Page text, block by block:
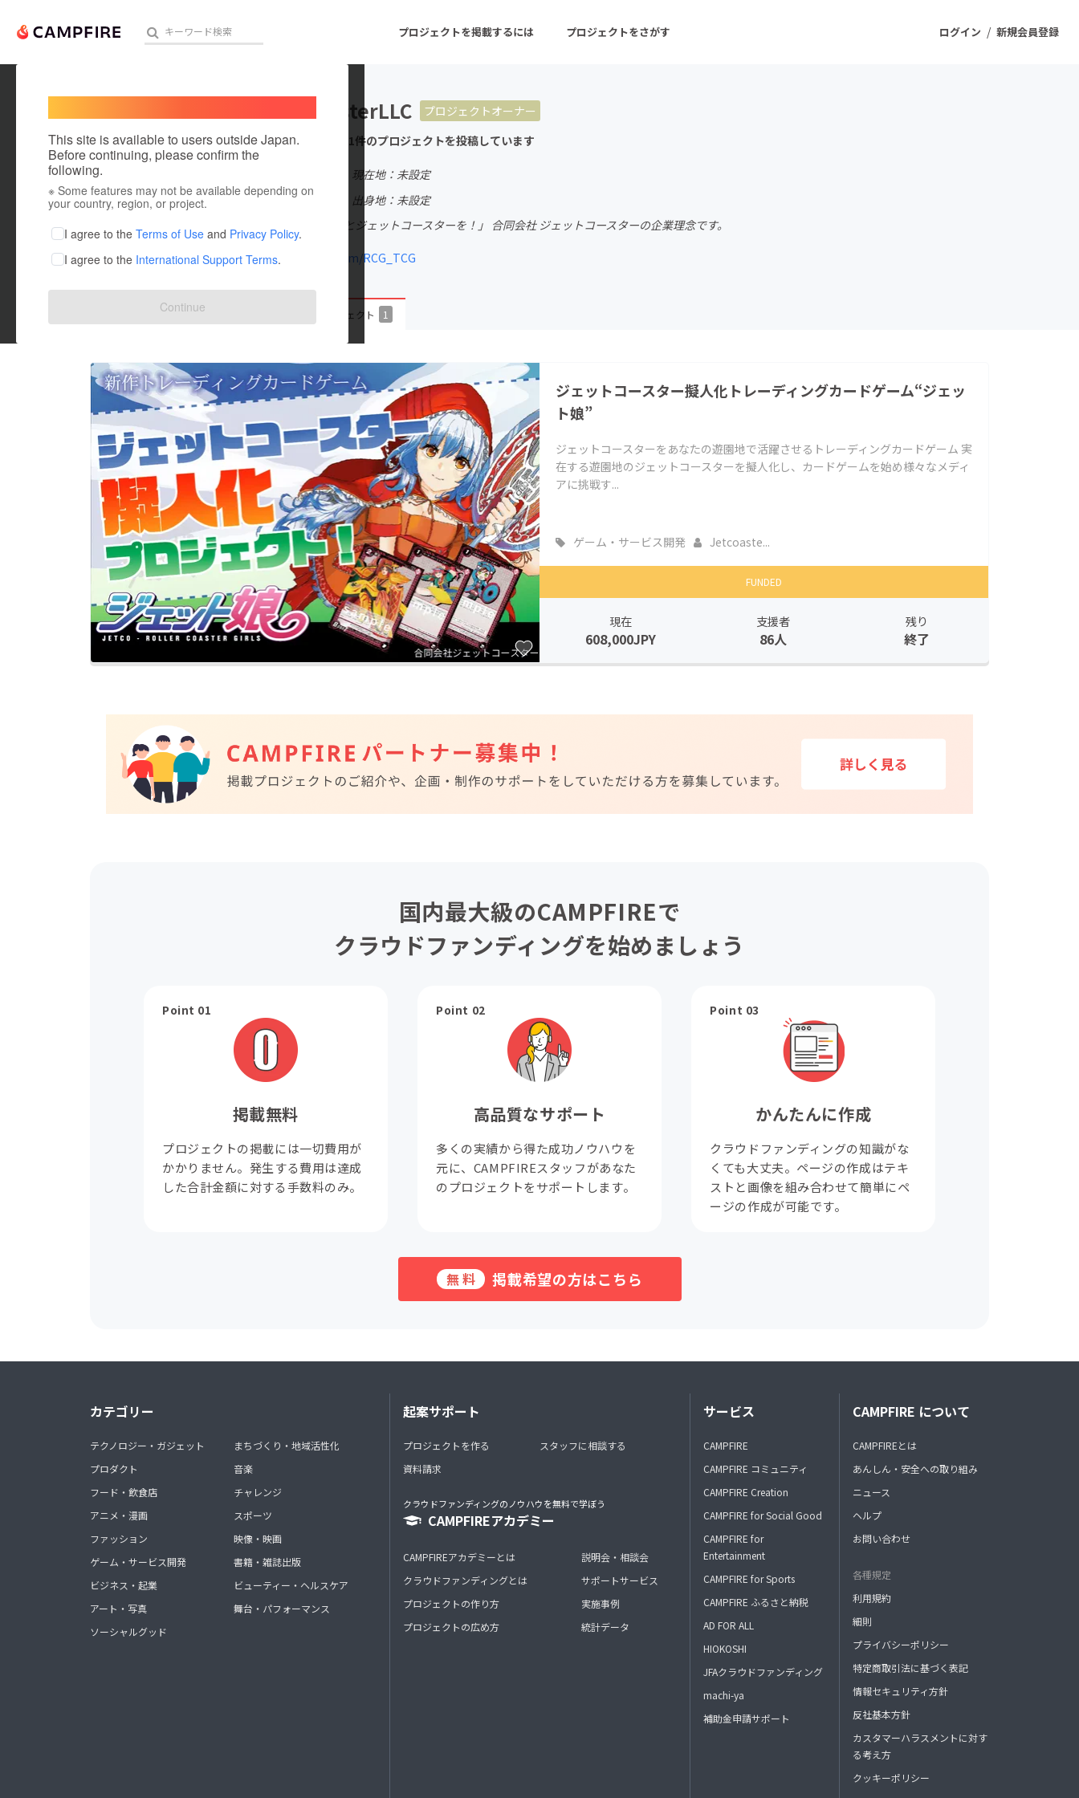
ログイン / 新規会員登録
プロジェクトを掲載するには プロジェクトをさがす
人気のプロジェクト 注目のリターン 注目の新着プロジェクト
アート・写真 音楽
テクノロジー・ガジェット
ゲーム・サービス開発 フード・飲食店
映像・映画
書籍・雑誌出版
ビジネス・起業
まちづくり・地域活性化
CAMPFIRE for Social Good
CAMPFIRE Creation
CAMPFIREふるさと納税
machi-ya
This site is available to users outside Japan.
Before continuing, please confirm the
following.
※ Some features may not be available depending on
your country, region, or project.
I agree to the Terms of Use and Privacy Policy.
I agree to the International Support Terms.
Continue
JetcoasterLLC
プロジェクトオーナー
これまでに1件のプロジェクトを投稿しています
現在地：未設定
出身国：日本
出身地：未設定
「日常にもっとジェットコースターを！」 合同会社 ジェットコースターの企業理念です。
twitter.com/RCG_TCG
プロジェクト プロジェクト 1
ジェットコースター擬人化トレーディングカードゲーム“ジェッ
ト娘”
ジェットコースターをあなたの遊園地で活躍させるトレーディングカードゲーム 実
在する遊園地のジェットコースターを擬人化し、カードゲームを始め様々なメディ
アに挑戦す...
ゲーム・サービス開発 Jetcoaste...
FUNDED
現在
608,000JPY
支援者
86人
残り
終了
国内最大級のCAMPFIREで
クラウドファンディングを始めましょう
Point 01
掲載無料
プロジェクトの掲載には一切費用が
かかりません。発生する費用は達成
した合計金額に対する手数料のみ。
Point 02
高品質なサポート
多くの実績から得た成功ノウハウを
元に、CAMPFIREスタッフがあなた
のプロジェクトをサポートします。
Point 03
かんたんに作成
クラウドファンディングの知識がな
くても大丈夫。ページの作成はテキ
ストと画像を組み合わせて簡単にペ
ージの作成が可能です。
無料 掲載希望の方はこちら
カテゴリー
テクノロジー・ガジェット
プロダクト
フード・飲食店
アニメ・漫画
ファッション
ゲーム・サービス開発
ビジネス・起業
アート・写真
ソーシャルグッド
まちづくり・地域活性化
音楽
チャレンジ
スポーツ
映像・映画
書籍・雑誌出版
ビューティー・ヘルスケア
舞台・パフォーマンス
起案サポート
プロジェクトを作る
資料請求
スタッフに相談する
クラウドファンディングのノウハウを無料で学ぼう
CAMPFIREアカデミー
CAMPFIREアカデミーとは
クラウドファンディングとは
プロジェクトの作り方
プロジェクトの広め方
説明会・相談会
サポートサービス
実施事例
統計データ
サービス
CAMPFIRE
CAMPFIRE コミュニティ
CAMPFIRE Creation
CAMPFIRE for Social Good
CAMPFIRE for
Entertainment
CAMPFIRE for Sports
CAMPFIRE ふるさと納税
AD FOR ALL
HIOKOSHI
JFAクラウドファンディング
machi-ya
補助金申請サポート
CAMPFIRE について
CAMPFIREとは
あんしん・安全への取り組み
ニュース
ヘルプ
お問い合わせ
各種規定
利用規約
細則
プライバシーポリシー
特定商取引法に基づく表記
情報セキュリティ方針
反社基本方針
カスタマーハラスメントに対す
る考え方
クッキーポリシー